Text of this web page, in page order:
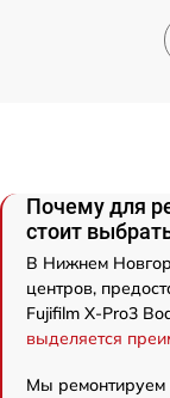
Почему для
стоит
В Нижнем
центров,
Fujifilm X-Pro3
выделяется
Мы ремонтируем